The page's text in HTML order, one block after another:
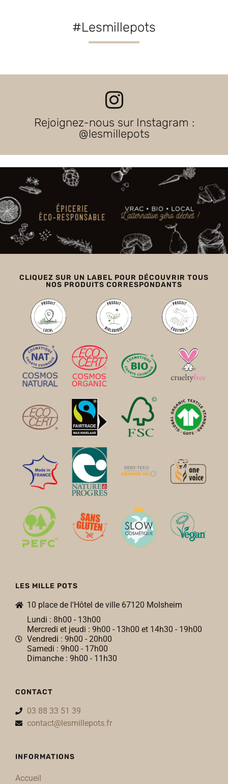
#Lesmillepots
Rejoignez-nous sur Instagram :
@lesmillepots
CLIQUEZ SUR UN LABEL POUR DÉCOUVRIR TOUS
NOS PRODUITS CORRESPONDANTS
LES MILLE POTS
10 place de l'Hôtel de ville 67120 Molsheim
Lundi : 8h00 - 13h00
Mercredi et jeudi : 9h00 - 13h00 et 14h30 - 19h00
Vendredi : 9h00 - 20h00
Samedi : 9h00 - 17h00
Dimanche : 9h00 - 11h30
CONTACT
03 88 33 51 39
contact@lesmillepots.fr
INFORMATIONS
Accueil